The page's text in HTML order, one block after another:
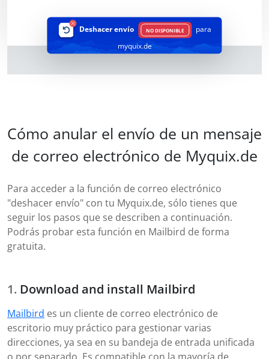
Deshacer envío NO DISPONIBLE
para
myquix.de
Cómo anular el envío de un mensaje
de correo electrónico de Myquix.de
Para acceder a la función de correo electrónico
"deshacer envío" con tu Myquix.de, sólo tienes que
seguir los pasos que se describen a continuación.
Podrás probar esta función en Mailbird de forma
gratuita.
Download and install Mailbird
Mailbird es un cliente de correo electrónico de
escritorio muy práctico para gestionar varias
direcciones, ya sea en su bandeja de entrada unificada